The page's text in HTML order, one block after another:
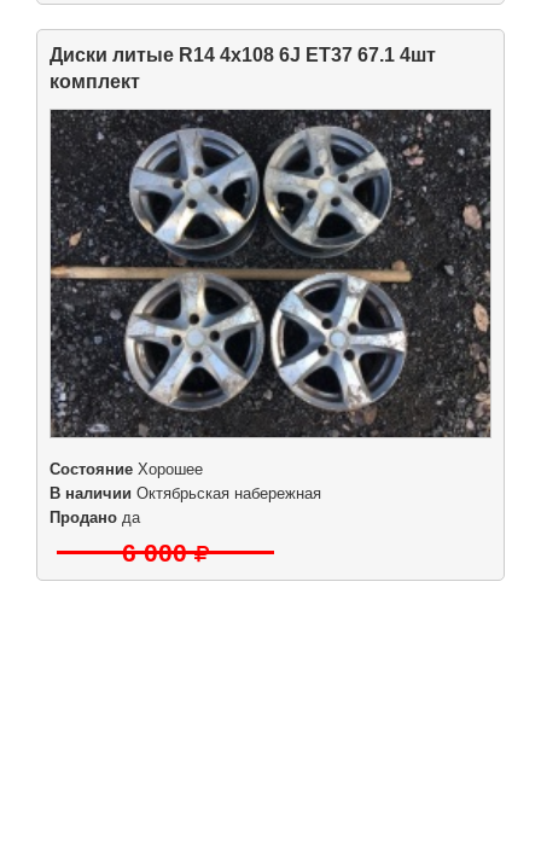
Диски литые R14 4x108 6J ET37 67.1 4шт
комплект
Состояние Хорошее
В наличии Октябрьская набережная
Продано да
6 000